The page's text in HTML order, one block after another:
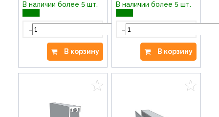
В наличии более 5 шт.
-
В корзину
В наличии более 5 шт.
-
В корзину